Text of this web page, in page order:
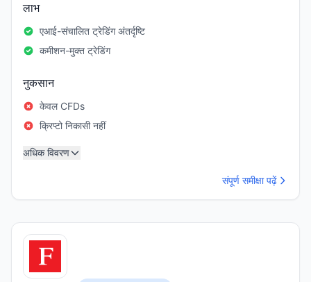
लाभ
एआई-संचालित ट्रेडिंग अंतर्दृष्टि
कमीशन-मुक्त ट्रेडिंग
नुकसान
केवल CFDs
क्रिप्टो निकासी नहीं
अधिक विवरण
संपूर्ण समीक्षा पढ़ें